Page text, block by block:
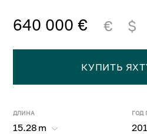
640 000 € € $
ДЛИНА
15.28 m
ГОД
КУПИТЬ